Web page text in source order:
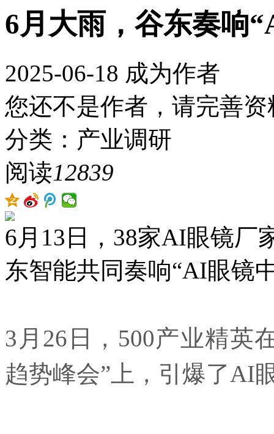
6月大雨，谷东奏响
2025-06-18 成为作者
您还不是作者，请完善资
分类：产业调研
阅读12839
6月13日，38家AI眼镜厂
东智能共同奏响“AI眼镜
3月26日，500产业精英
趋势峰会”上，引爆了AI